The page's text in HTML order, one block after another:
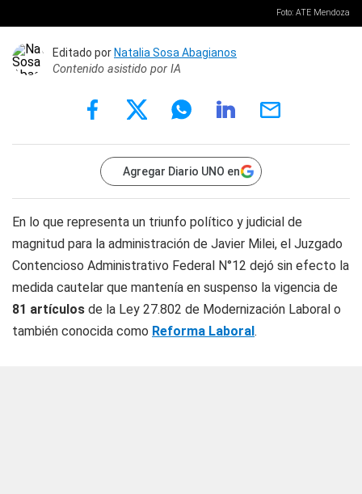
Foto: ATE Mendoza
Editado porNatalia Sosa Abagianos
Contenido asistido por IA
Agregar Diario UNO en
En lo que representa un triunfo político y judicial de
magnitud para la administración de Javier Milei, el Juzgado
Contencioso Administrativo Federal N°12 dejó sin efecto la
medida cautelar que mantenía en suspenso la vigencia de
81 artículos de la Ley 27.802 de Modernización Laboral o
también conocida como Reforma Laboral.